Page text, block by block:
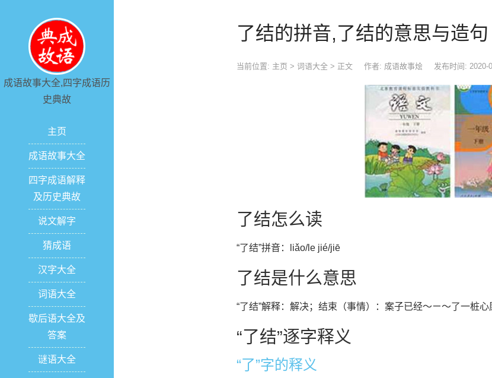
成语故事大全,四字成语历
史典故
主页
成语故事大全
四字成语解释
及历史典故
说文解字
猜成语
汉字大全
词语大全
歇后语大全及
答案
谜语大全
了结的拼音,了结的意思与造句
当前位置: 主页 > 词语大全 > 正文 作者: 成语故事烩 发布时间: 2020-
了结怎么读
“了结”拼音：liǎo/le jié/jiē
了结是什么意思
“了结”解释：解决；结束（事情）：案子已经～ㄧ～了一桩心
“了结”逐字释义
“了”字的释义